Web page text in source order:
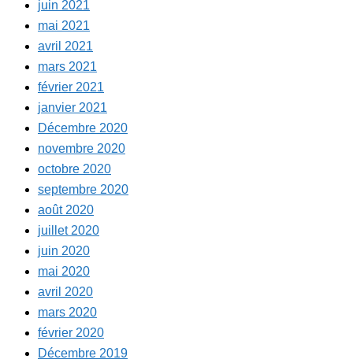
juin 2021
mai 2021
avril 2021
mars 2021
février 2021
janvier 2021
Décembre 2020
novembre 2020
octobre 2020
septembre 2020
août 2020
juillet 2020
juin 2020
mai 2020
avril 2020
mars 2020
février 2020
Décembre 2019